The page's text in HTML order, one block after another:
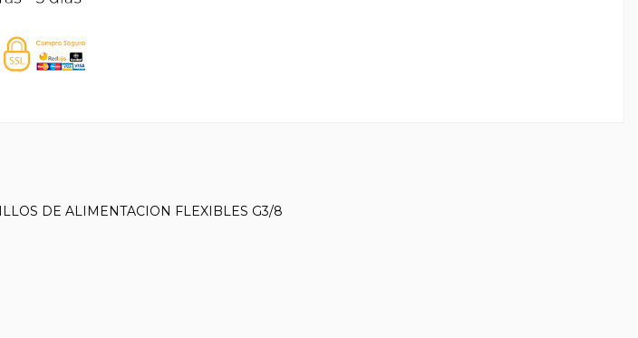
DE ALIMENTACION FLEXIBLES G3/8